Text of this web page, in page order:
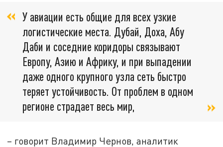
У авиации есть общие для всех узкие
логистические места. Дубай, Доха, Абу
Даби и соседние коридоры связывают
Европу, Азию и Африку, и при выпадении
даже одного крупного узла сеть быстро
теряет устойчивость. От проблем в одном
регионе страдает весь мир,
– говорит Владимир Чернов, аналитик